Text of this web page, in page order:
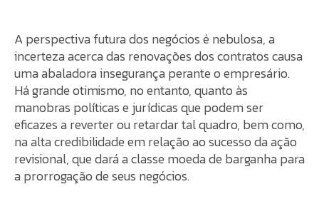
A perspectiva futura dos negócios é nebulosa, a
incerteza acerca das renovações dos contratos causa
uma abaladora insegurança perante o empresário.
Há grande otimismo, no entanto, quanto às
manobras políticas e jurídicas que podem ser
eficazes a reverter ou retardar tal quadro, bem como,
na alta credibilidade em relação ao sucesso da ação
revisional, que dará a classe moeda de barganha para
a prorrogação de seus negócios.